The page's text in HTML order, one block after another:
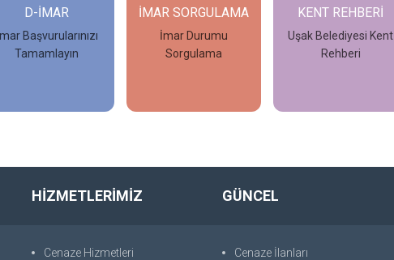
D-İMAR
Başvurularınızı
Tamamlayın
İMAR SORGULAMA
İmar Durumu
Sorgulama
KENT REHBERİ
Uşak Belediyesi Kent
Rehberi
HİZMETLERİMİZ
Cenaze Hizmetleri
GÜNCEL
Cenaze İlanları